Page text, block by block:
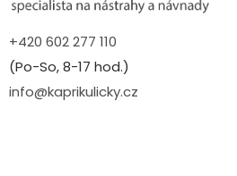
+420 602 277 110
(Po-So, 8-17 hod.)
info@kaprikulicky.cz